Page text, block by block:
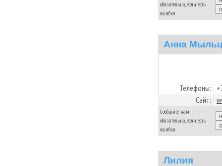
обязательно, если есть
ошибка:
Анна
Телефоны:
Сайт:
Сообщите нам
обязательно, если есть
ошибка:
Лилия